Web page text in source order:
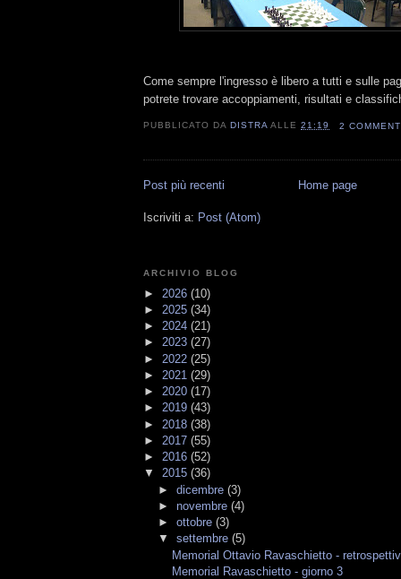
Come sempre l'ingresso è libero a tutti e sulle
potrete trovare accoppiamenti, risultati e
PUBBLICATO DA DISTRA ALLE21:19 2
Post più recenti Home page
Iscriviti a: Post (Atom)
ARCHIVIO BLOG
► 2026 (10)
► 2025 (34)
► 2024 (21)
► 2023 (27)
► 2022 (25)
► 2021 (29)
► 2020 (17)
► 2019 (43)
► 2018 (38)
► 2017 (55)
► 2016 (52)
▼ 2015 (36)
► dicembre (3)
► novembre (4)
► ottobre (3)
▼ settembre (5)
Memorial Ottavio Ravaschietto -
Memorial Ravaschietto - giorno 3